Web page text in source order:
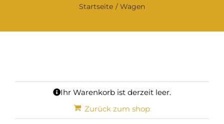
Startseite Wagen
Ihr Warenkorb ist derzeit leer.
Zurück zum shop